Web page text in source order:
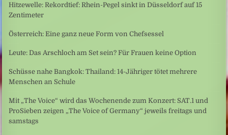
Hitzewelle: Rekordtief: Rhein-Pegel sinkt in Düsseldorf auf 15
Zentimeter
Österreich: Eine ganz neue Form von Chefsessel
Leute: Das Arschloch am Set sein? Für Frauen keine Option
Schüsse nahe Bangkok: Thailand: 14-Jähriger tötet mehrere
Menschen an Schule
Mit „The Voice“ wird das Wochenende zum Konzert: SAT.1 und
ProSieben zeigen „The Voice of Germany“ jeweils freitags und
samstags